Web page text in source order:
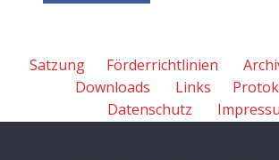
Satzung Förderrichtlinien
Downloads
Links
Datenschutz